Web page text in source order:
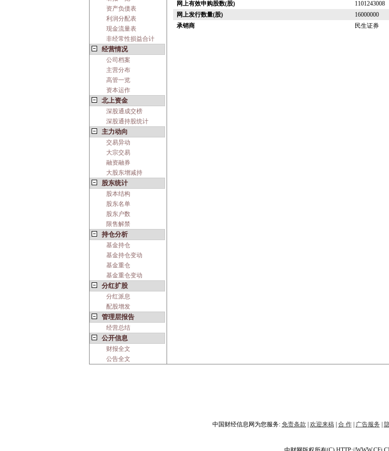
资产负债表
利润分配表
现金流量表
非经常性损益合计
经营情况
公司档案
主营分布
高管一览
资本运作
北上资金
深股通成交榜
深股通持股统计
主力动向
交易异动
大宗交易
融资融券
大股东增减持
股东统计
股本结构
股东名单
股东户数
限售解禁
持仓分析
基金持仓
基金持仓变动
基金重仓
基金重仓变动
分红扩股
分红派息
配股增发
管理层报告
经营总结
公开信息
财报全文
公告全文
网上有效申购股数(股)
1101243008
网上发行数量(股)
16000000
承销商
民生证券
中国财经信息网为您服务: 免责条款 欢迎来稿| 合 作| 广告服务